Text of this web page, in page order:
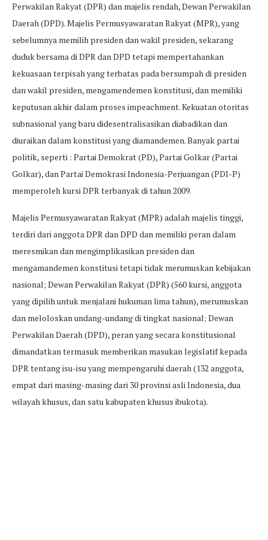
Perwakilan Rakyat (DPR) dan majelis rendah, Dewan Perwakilan
Daerah (DPD). Majelis Permusyawaratan Rakyat (MPR), yang
sebelumnya memilih presiden dan wakil presiden, sekarang
duduk bersama di DPR dan DPD tetapi mempertahankan
kekuasaan terpisah yang terbatas pada bersumpah di presiden
dan wakil presiden, mengamendemen konstitusi, dan memiliki
keputusan akhir dalam proses impeachment. Kekuatan otoritas
subnasional yang baru didesentralisasikan diabadikan dan
diuraikan dalam konstitusi yang diamandemen. Banyak partai
politik, seperti : Partai Demokrat (PD), Partai Golkar (Partai
Golkar), dan Partai Demokrasi Indonesia-Perjuangan (PDI-P)
memperoleh kursi DPR terbanyak di tahun 2009.
Majelis Permusyawaratan Rakyat (MPR) adalah majelis tinggi,
terdiri dari anggota DPR dan DPD dan memiliki peran dalam
meresmikan dan mengimplikasikan presiden dan
mengamandemen konstitusi tetapi tidak merumuskan kebijakan
nasional; Dewan Perwakilan Rakyat (DPR) (560 kursi, anggota
yang dipilih untuk menjalani hukuman lima tahun), merumuskan
dan meloloskan undang-undang di tingkat nasional; Dewan
Perwakilan Daerah (DPD), peran yang secara konstitusional
dimandatkan termasuk memberikan masukan legislatif kepada
DPR tentang isu-isu yang mempengaruhi daerah (132 anggota,
empat dari masing-masing dari 30 provinsi asli Indonesia, dua
wilayah khusus, dan satu kabupaten khusus ibukota).